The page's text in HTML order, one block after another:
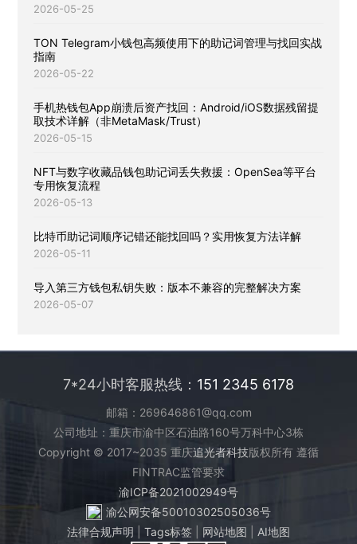
2026-05-25
TON Telegram小钱包高频使用下的助记词管理与找回实战
指南
2026-05-22
手机热钱包App崩溃后资产找回：Android/iOS数据残留提
取技术详解（非MetaMask/Trust）
2026-05-15
NFT与数字收藏品钱包助记词丢失救援：OpenSea等平台
专用恢复流程
2026-05-13
比特币助记词顺序记错还能找回吗？实用恢复方法详解
2026-05-11
导入第三方钱包私钥失败：版本不兼容的完整解决方案
2026-05-07
7*24小时客服热线： 151 2345 6178
邮箱：269646861@qq.com
公司地址：重庆市渝中区石油路160号万科中心3栋
Copyright © 2017~2035 重庆追光者科技版权所有 遵循
FINTRAC监管要求
渝ICP备2021002949号
渝公网安备50010302505036号
法律合规声明
Tags标签 网站地图 AI地图